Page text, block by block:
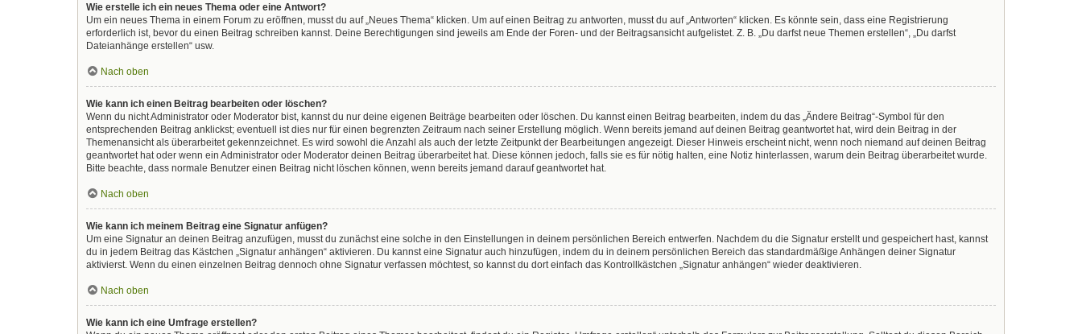
Wie erstelle ich ein neues Thema oder eine Antwort?
Um ein neues Thema in einem Forum zu eröffnen, musst du auf „Neues Thema“ klicken. Um auf einen Beitrag zu antworten, musst du auf „Antworten“ klicken. Es könnte sein, dass eine Registrierung
erforderlich ist, bevor du einen Beitrag schreiben kannst. Deine Berechtigungen sind jeweils am Ende der Foren- und der Beitragsansicht aufgelistet. Z. B. „Du darfst neue Themen erstellen“, „Du darfst
Dateianhänge erstellen“ usw.
Nach oben
Wie kann ich einen Beitrag bearbeiten oder löschen?
Wenn du nicht Administrator oder Moderator bist, kannst du nur deine eigenen Beiträge bearbeiten oder löschen. Du kannst einen Beitrag bearbeiten, indem du das „Ändere Beitrag“-Symbol für den
entsprechenden Beitrag anklickst; eventuell ist dies nur für einen begrenzten Zeitraum nach seiner Erstellung möglich. Wenn bereits jemand auf deinen Beitrag geantwortet hat, wird dein Beitrag in der
Themenansicht als überarbeitet gekennzeichnet. Es wird sowohl die Anzahl als auch der letzte Zeitpunkt der Bearbeitungen angezeigt. Dieser Hinweis erscheint nicht, wenn noch niemand auf deinen Beitrag
geantwortet hat oder wenn ein Administrator oder Moderator deinen Beitrag überarbeitet hat. Diese können jedoch, falls sie es für nötig halten, eine Notiz hinterlassen, warum dein Beitrag überarbeitet wurde.
Bitte beachte, dass normale Benutzer einen Beitrag nicht löschen können, wenn bereits jemand darauf geantwortet hat.
Nach oben
Wie kann ich meinem Beitrag eine Signatur anfügen?
Um eine Signatur an deinen Beitrag anzufügen, musst du zunächst eine solche in den Einstellungen in deinem persönlichen Bereich entwerfen. Nachdem du die Signatur erstellt und gespeichert hast, kannst
du in jedem Beitrag das Kästchen „Signatur anhängen“ aktivieren. Du kannst eine Signatur auch hinzufügen, indem du in deinem persönlichen Bereich das standardmäßige Anhängen deiner Signatur
aktivierst. Wenn du einen einzelnen Beitrag dennoch ohne Signatur verfassen möchtest, so kannst du dort einfach das Kontrollkästchen „Signatur anhängen“ wieder deaktivieren.
Nach oben
Wie kann ich eine Umfrage erstellen?